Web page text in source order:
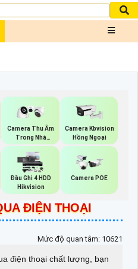
Camera Thu Âm
Trong Nhà
Kbvision
Camera Kbvision
Hồng Ngoại
Đầu Ghi 4 HDD
Hikvision
Camera POE
ĐIỆN THOẠI
Mức độ quan tâm: 10621
điện thoại chất lượng, bạn